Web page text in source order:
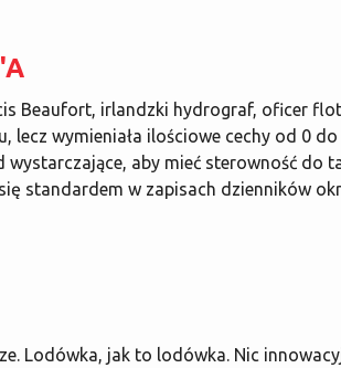
Beaufort, irlandzki hydrograf, oficer
lecz wymieniała ilościowe cechy od 0
wystarczające, aby mieć sterowność do
standardem w zapisach dzienników
Lodówka, jak to lodówka. Nic